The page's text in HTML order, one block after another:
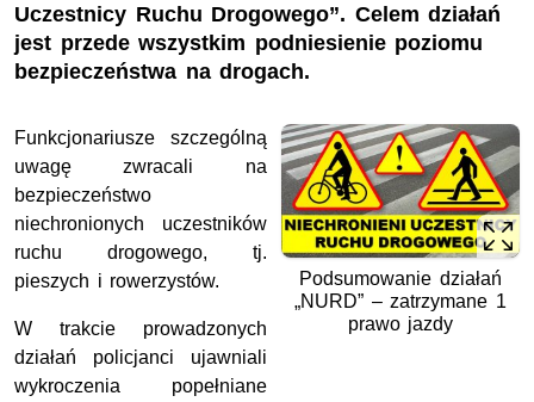
Uczestnicy Ruchu Drogowego”. Celem działań
jest przede wszystkim podniesienie poziomu
bezpieczeństwa na drogach.
Podsumowanie działań
„NURD” – zatrzymane 1
prawo jazdy
Funkcjonariusze szczególną
uwagę zwracali na
bezpieczeństwo
niechronionych uczestników
ruchu drogowego, tj.
pieszych i rowerzystów.
W trakcie prowadzonych
działań policjanci ujawniali
wykroczenia popełniane